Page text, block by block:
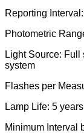
Reporting
Photometric
Light Source:
system
Flashes per
Lamp Life: 5
Minimum Interval